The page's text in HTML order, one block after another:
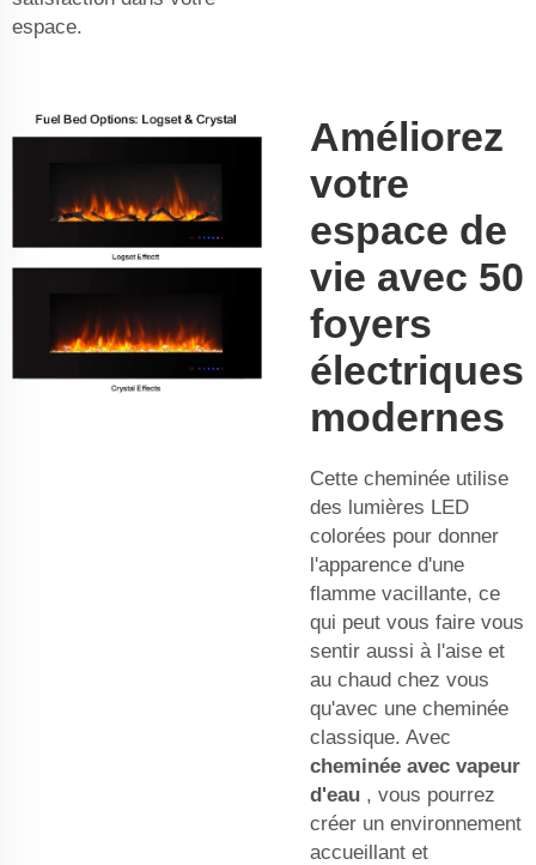
espace.
Améliorez
votre
espace de
vie avec 50
foyers
électriques
modernes
Cette cheminée utilise
des lumières LED
colorées pour donner
l'apparence d'une
flamme vacillante, ce
qui peut vous faire vous
sentir aussi à l'aise et
au chaud chez vous
qu'avec une cheminée
classique. Avec
cheminée avec vapeur
d'eau , vous pourrez
créer un environnement
accueillant et